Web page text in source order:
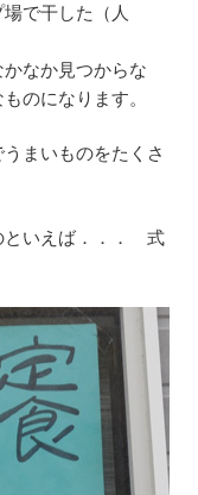
で干した（人
なか見つからな
のになります。
まいものをたくさ
といえば．．． 式